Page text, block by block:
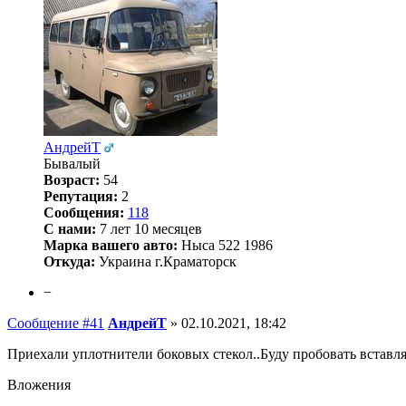
АндрейТ
Бывалый
Возраст: 54
Репутация: 2
Сообщения: 118
С нами: 7 лет 10 месяцев
Марка вашего авто: Ныса 522 1986
Откуда: Украина г.Краматорск
−
Сообщение #41 АндрейТ » 02.10.2021, 18:42
Приехали уплотнители боковых стекол..Буду пробовать
Вложения